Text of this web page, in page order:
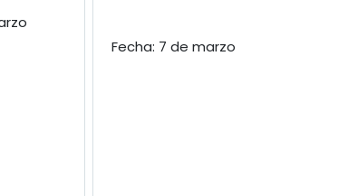
Fecha: 7 de marzo